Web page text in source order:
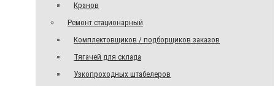
Кранов
Ремонт стационарный
Комплектовщиков / подборщиков заказов
Тягачей для склада
Узкопроходных штабелеров